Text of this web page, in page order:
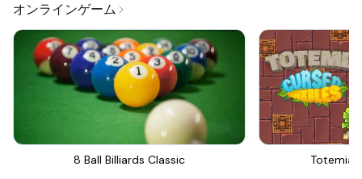
オンラインゲーム
8 Ball Billiards Classic Totemia